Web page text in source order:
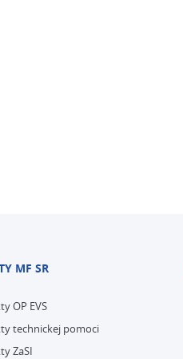
MF SR
OP EVS
technickej pomoci
ZaSI